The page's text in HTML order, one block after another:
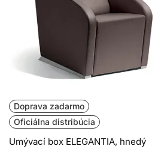
Doprava zadarmo
Oficiálna distribúcia
Umývací box ELEGANTIA, hnedý